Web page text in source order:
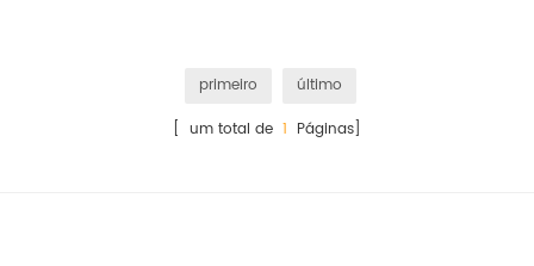
primeiro
último
[ um total de 1 Páginas]